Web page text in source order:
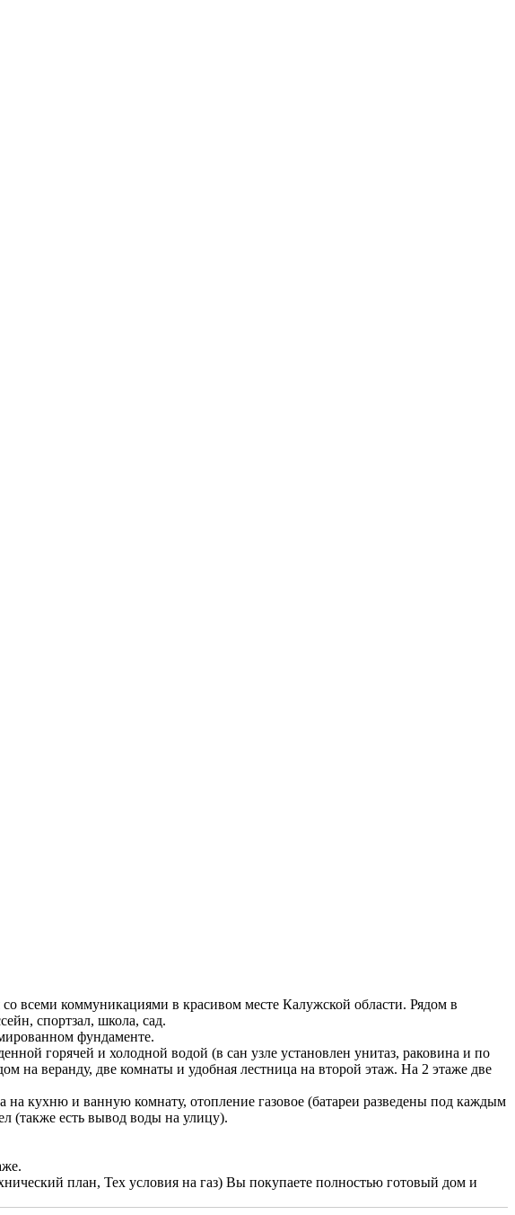
всеми коммуникациями в красивом месте Калужской области. Рядом в
спортзал, школа, сад.
фундаменте.
горячей и холодной водой (в сан узле установлен унитаз, раковина и по
на веранду, две комнаты и удобная лестница на второй этаж. На 2 этаже две
кухню и ванную комнату, отопление газовое (батареи разведены под каждым
(также есть вывод воды на улицу).
план, Тех условия на газ) Вы покупаете полностью готовый дом и